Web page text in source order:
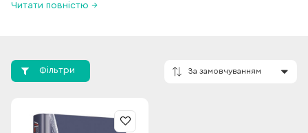
Сью Блек часто згадують у засобах масової інформації, про
титулом дами-командора ордена Британської імперії за
заслуги у галузі судової антропології.
Читати повністю →
Фільтри